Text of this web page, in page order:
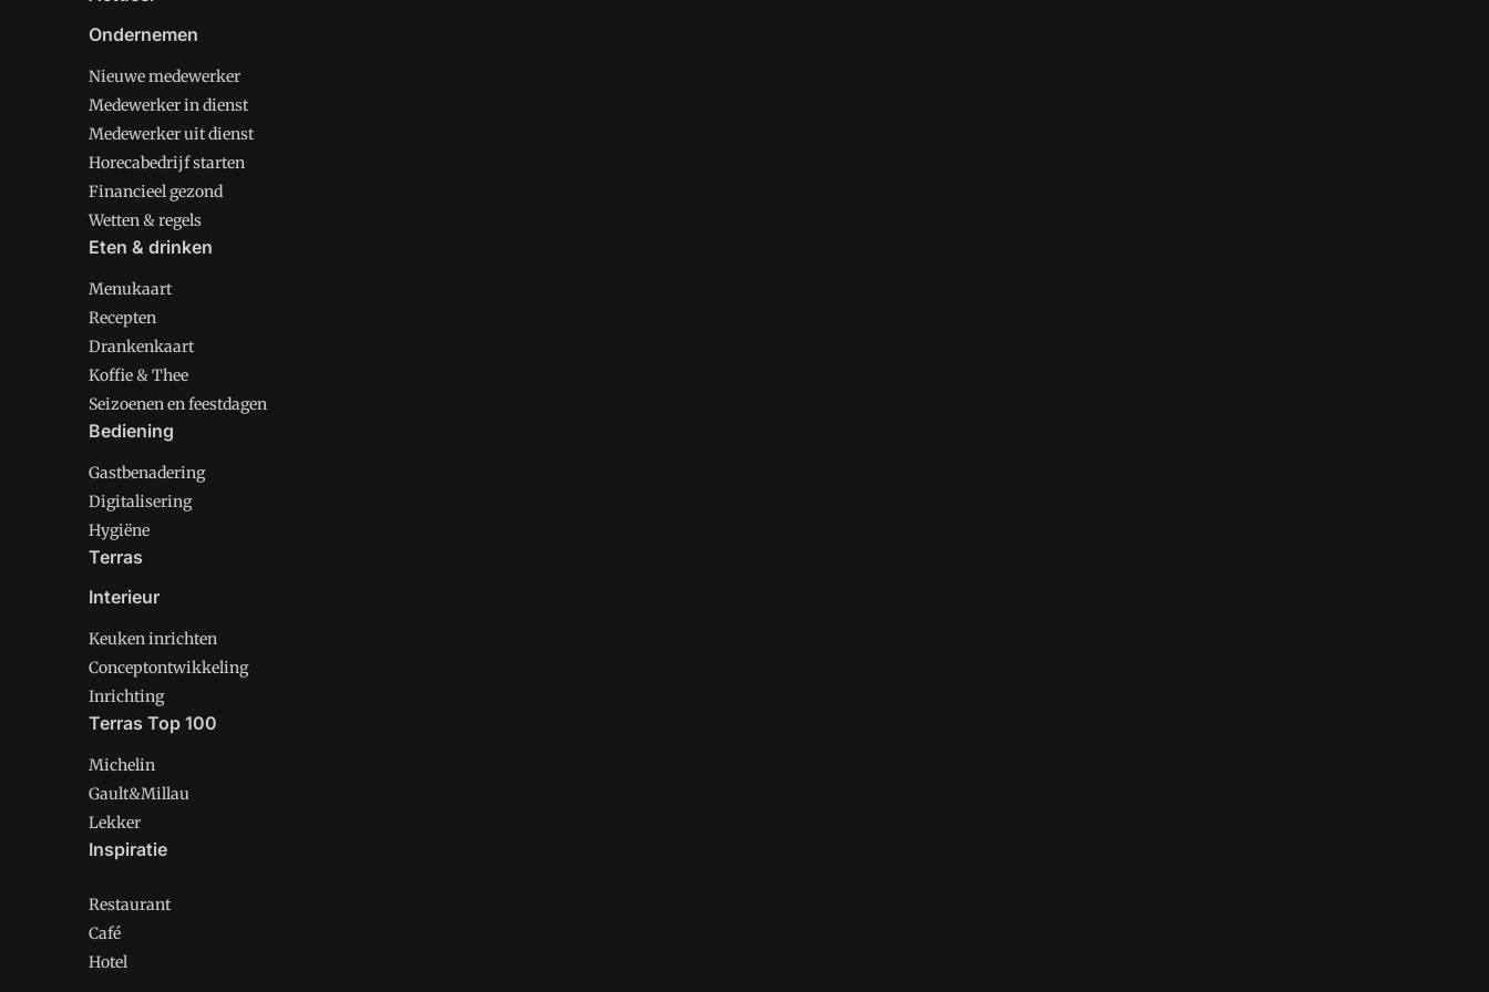
Ondernemen
Nieuwe medewerker
Medewerker in dienst
Medewerker uit dienst
Horecabedrijf starten
Financieel gezond
Wetten & regels
Eten & drinken
Menukaart
Recepten
Drankenkaart
Koffie & Thee
Seizoenen en feestdagen
Bediening
Gastbenadering
Digitalisering
Hygiëne
Terras
Interieur
Keuken inrichten
Conceptontwikkeling
Inrichting
Terras Top 100
Michelin
Gault&Millau
Lekker
Inspiratie
Restaurant
Café
Hotel